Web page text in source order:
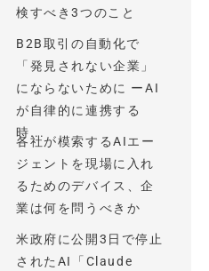
検すべき3つのこと
B2B取引の自動化で
「発見されない企業」
にならないために ーAI
が自律的に連携する
時...
各社が模索するAIエー
ジェントを現場に入れ
るためのデバイス、企
業は何を問うべきか
米政府に公開3日で停止
されたAI「Claude